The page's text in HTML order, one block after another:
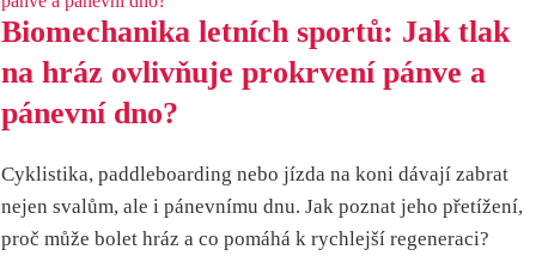
Biomechanika letních sportů: Jak tlak
na hráz ovlivňuje prokrvení pánve a
pánevní dno?
Cyklistika, paddleboarding nebo jízda na koni dávají zabrat
nejen svalům, ale i pánevnímu dnu. Jak poznat jeho přetížení,
proč může bolet hráz a co pomáhá k rychlejší regeneraci?